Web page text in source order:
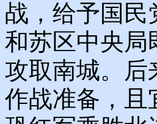
战，给予国民
和苏区中央局
攻取南城。后
作战准备，且